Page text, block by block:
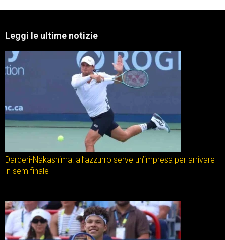
Leggi le ultime notizie
Darderi-Nakashima: all’azzurro serve un’impresa per arrivare
in semifinale